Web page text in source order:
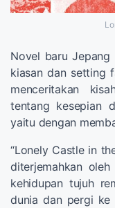
Novel baru
kiasan dan setting
menceritakan
tentang kesepian
yaitu dengan
“Lonely Castle in
diterjemahkan
kehidupan tujuh
dunia dan pergi ke